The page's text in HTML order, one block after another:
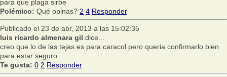
para que plaga sirbe
Polémico: Qué opinas? 2 4 Responder
Publicado el 23 de abr, 2013 a las 15:02:35
luis ricardo almenara gil dice...
creo que lo de las tejas es para caracol pero queria confirmarlo bien
para estar seguro
Te gusta: 0 2 Responder